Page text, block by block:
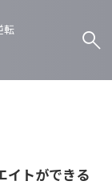
転
イトができる